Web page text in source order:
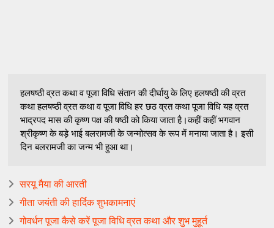
हलषष्ठी व्रत कथा व पूजा विधि संतान की दीर्घायु के लिए हलषष्ठी की व्रत
कथा हलषष्ठी व्रत कथा व पूजा विधि हर छठ व्रत कथा पूजा विधि यह व्रत
भाद्रपद मास की कृष्ण पक्ष की षष्ठी को किया जाता है।कहीं कहीं भगवान
श्रीकृष्ण के बड़े भाई बलरामजी के जन्मोत्सव के रूप में मनाया जाता है। इसी
दिन बलरामजी का जन्म भी हुआ था।
सरयू मैया की आरती
गीता जयंती की हार्दिक शुभकामनाएं
गोवर्धन पूजा कैसे करें पूजा विधि व्रत कथा और शुभ मुहूर्त